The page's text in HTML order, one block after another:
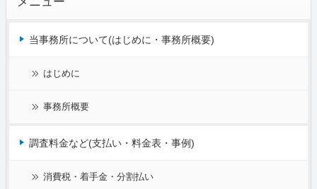
当事務所について(はじめに・事務所概要)
はじめに
事務所概要
調査料金など(支払い・料金表・事例)
消費税・着手金・分割払い